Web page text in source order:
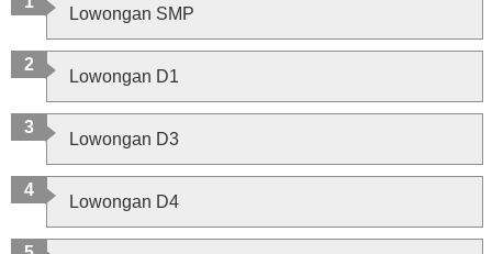
Lowongan SMP
Lowongan D1
Lowongan D3
Lowongan D4